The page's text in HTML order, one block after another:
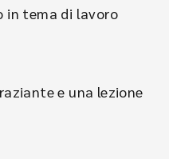
in tema di lavoro
e una lezione